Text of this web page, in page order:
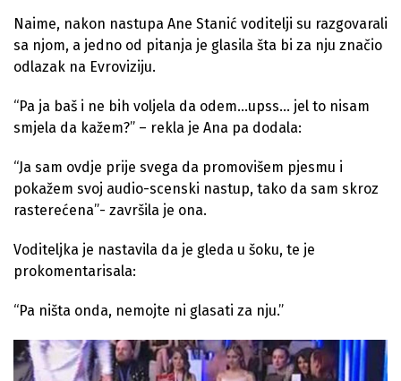
Naime, nakon nastupa Ane Stanić voditelji su razgovarali
sa njom, a jedno od pitanja je glasila šta bi za nju značio
odlazak na Evroviziju.
“Pa ja baš i ne bih voljela da odem…upss… jel to nisam
smjela da kažem?” – rekla je Ana pa dodala:
“Ja sam ovdje prije svega da promovišem pjesmu i
pokažem svoj audio-scenski nastup, tako da sam skroz
rasterećena”- završila je ona.
Voditeljka je nastavila da je gleda u šoku, te je
prokomentarisala:
“Pa ništa onda, nemojte ni glasati za nju.”